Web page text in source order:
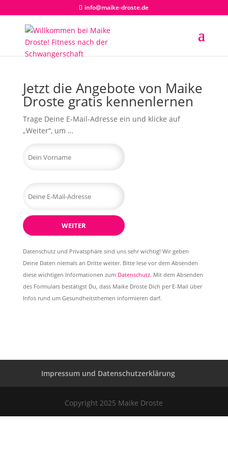
info@maike-droste.de
Jetzt die Angebote von Maike
Droste gratis kennenlernen
Trage Deine E-Mail-Adresse ein und klicke auf
„Weiter“, um …
Datenschutz und Privatsphäre sind uns sehr wichtig! Wir geben
Deine Daten niemals an Dritte weiter. Bitte lese vor dem Absenden
diese wichtigen Informationen zum Datenschutz. Mit dem Absenden
des Formulars bestätigst Du, dass Maike Droste Dich per E-Mail über
Infos rund um Gesundheitsthemen informieren darf.
Impressum und Datenschutzerklärung
Copyright 2025 Maike Droste